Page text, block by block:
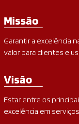
Missão
Garantir a excelência
valor para clientes e
Visão
Estar entre os
excelência em